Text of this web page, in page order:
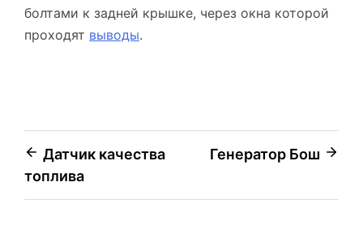
болтами к задней крышке, через окна которой
проходят выводы.
Навигация
по
Датчик качества
топлива
Генератор Бош